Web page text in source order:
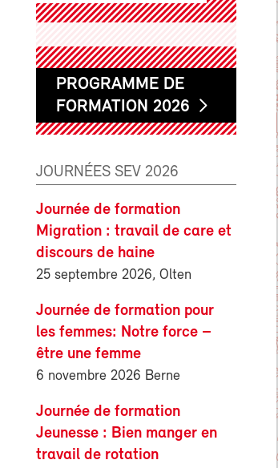
PROGRAMME DE
FORMATION 2026
JOURNÉES SEV 2026
Journée de formation
Migration : travail de care et
discours de haine
25 septembre 2026, Olten
Journée de formation pour
les femmes: Notre force –
être une femme
6 novembre 2026 Berne
Journée de formation
Jeunesse : Bien manger en
travail de rotation